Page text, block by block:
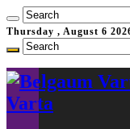
Thursday , August 6
Varta